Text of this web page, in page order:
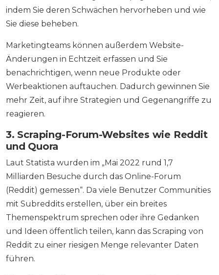
indem Sie deren Schwächen hervorheben und wie
Sie diese beheben.
Marketingteams können außerdem Website-
Änderungen in Echtzeit erfassen und Sie
benachrichtigen, wenn neue Produkte oder
Werbeaktionen auftauchen. Dadurch gewinnen Sie
mehr Zeit, auf ihre Strategien und Gegenangriffe zu
reagieren.
3. Scraping-Forum-Websites wie Reddit
und Quora
Laut Statista wurden im „Mai 2022 rund 1,7
Milliarden Besuche durch das Online-Forum
(Reddit) gemessen“. Da viele Benutzer Communities
mit Subreddits erstellen, über ein breites
Themenspektrum sprechen oder ihre Gedanken
und Ideen öffentlich teilen, kann das Scraping von
Reddit zu einer riesigen Menge relevanter Daten
führen.